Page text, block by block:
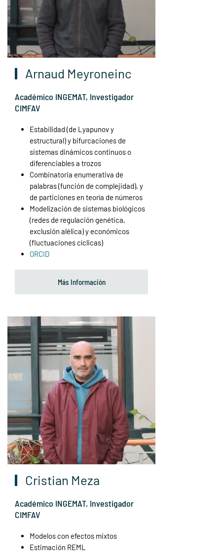
Arnaud Meyroneinc
Académico INGEMAT, Investigador
CIMFAV
Estabilidad (de Lyapunov y
estructural) y bifurcaciones de
sistemas dinámicos continuos o
diferenciables a trozos
Combinatoria enumerativa de
palabras (función de complejidad), y
de particiones en teoría de números
Modelización de sistemas biológicos
(redes de regulación genética,
exclusión alélica) y económicos
(fluctuaciones cíclicas)
ORCID
Más Información
Cristian Meza
Académico INGEMAT, Investigador
CIMFAV
Modelos con efectos mixtos
Estimación REML